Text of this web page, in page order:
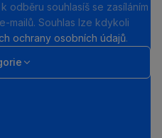
odběru souhlasíš se zasíláním
mailů. Souhlas lze kdykoli
ochrany osobních údajů.